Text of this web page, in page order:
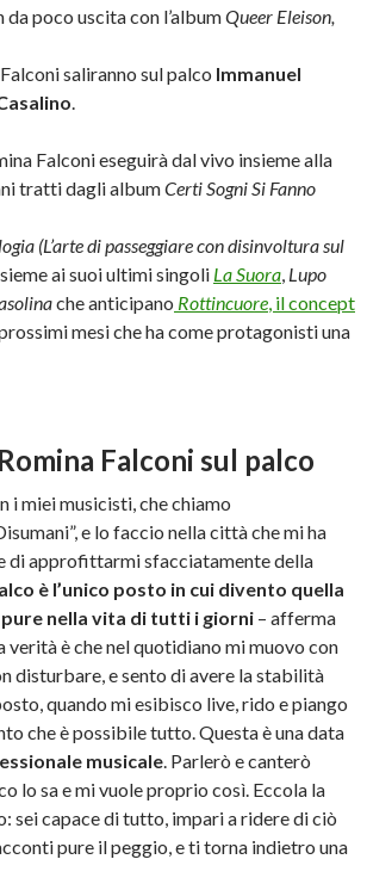
da poco uscita con l’albumQueer Eleison,
saliranno sul palco Immanuel
Falconi eseguirà dal vivo insieme alla
tratti dagli albumCerti Sogni Si Fanno
(L’arte di passeggiare con disinvoltura sul
ai suoi ultimi singoli La Suora Lupo
che anticipano Rottincuore , il concept
mesi che ha come protagonisti una
Falconi sul palco
i miei musicisti, che chiamo
e lo faccio nella città che mi ha
di approfittarmi sfacciatamente della
è l’unico posto in cui divento quella
nella vita di tutti i giorni – afferma
verità è che nel quotidiano mi muovo con
disturbare, e sento di avere la stabilità
quando mi esibisco live, rido e piango
che è possibile tutto. Questa è una data
musicale . Parlerò e canterò
lo sa e mi vuole proprio così. Eccola la
sei capace di tutto, impari a ridere di ciò
pure il peggio, e ti torna indietro una